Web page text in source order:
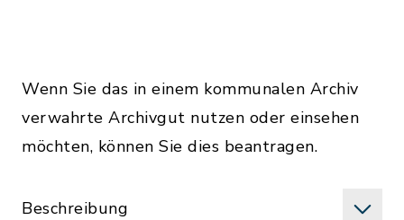
Wenn Sie das in einem kommunalen Archiv
verwahrte Archivgut nutzen oder einsehen
möchten, können Sie dies beantragen.
Beschreibung